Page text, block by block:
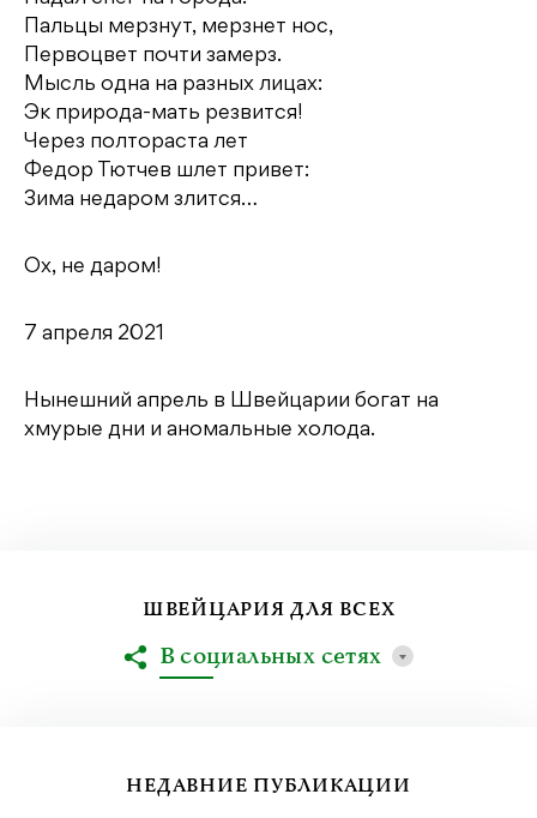
Пальцы мерзнут, мерзнет нос,
Первоцвет почти замерз.
Мысль одна на разных лицах:
Эк природа-мать резвится!
Через полтораста лет
Федор Тютчев шлет привет:
Зима недаром злится…
Ох, не даром!
7 апреля 2021
Нынешний апрель в Швейцарии богат на
хмурые дни и аномальные холода.
НЕДАВНИЕ ПУБЛИКАЦИИ
ШВЕЙЦАРИЯ ДЛЯ ВСЕХ
В социальных сетях